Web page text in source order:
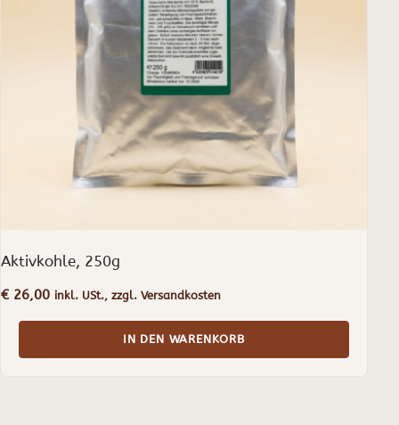
Aktivkohle, 250g
€26,00 inkl. USt., zzgl. Versandkosten
IN DEN WARENKORB